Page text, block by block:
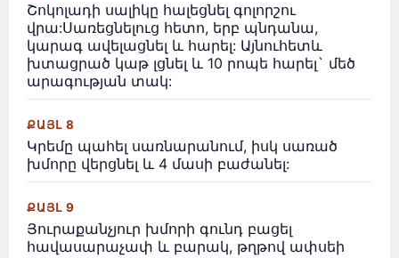
Շոկոլադի սալիկը հալեցնել գոլորշու
վրա:Սառեցնելուց հետո, երբ պնդանա,
կարագ ավելացնել և հարել: Այնուհետև
խտացրած կաթ լցնել և 10 րոպե հարել` մեծ
արագության տակ:
ՔԱՅԼ 8
Կրեմը պահել սառնարանում, իսկ սառած
խմորը վերցնել և 4 մասի բաժանել:
ՔԱՅԼ 9
Յուրաքանչյուր խմորի գունդ բացել
հավասարաչափ և բարակ, թղթով ափսեի